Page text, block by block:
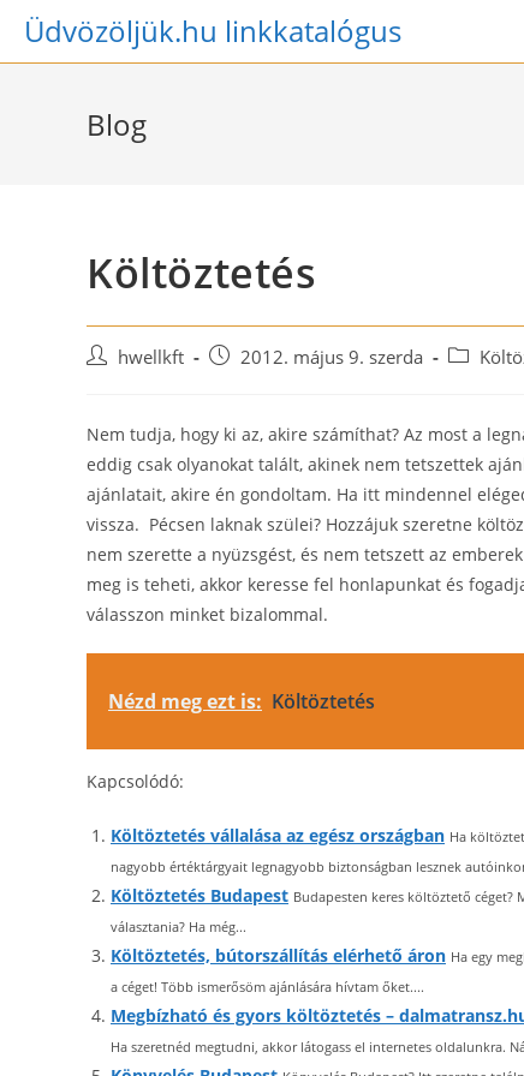
SkipÜdvözöljük.hu linkkatalógus
Blog
Költöztetés
Post hwellkft
Post 2012. május 9. szerda
Post
Nem tudja, hogy ki az, akire számíthat? Az most a
eddig csak olyanokat talált, akinek nem tetszettek
ajánlatait, akire én gondoltam. Ha itt mindennel
vissza. Pécsen laknak szülei? Hozzájuk szeretne
nem szerette a nyüzsgést, és nem tetszett az
meg is teheti, akkor keresse fel honlapunkat és
válasszon minket bizalommal.
Nézd meg ezt is: Költöztetés
Kapcsolódó:
Költöztetés vállalása az egész országban Ha
nagyobb értéktárgyait legnagyobb biztonságban lesznek
Költöztetés Budapest Budapesten keres költöztető céget?
választania? Ha még...
Költöztetés, bútorszállítás elérhető áron Ha egy
a céget! Több ismerősöm ajánlására hívtam őket....
Megbízható és gyors költöztetés –
Ha szeretnéd megtudni, akkor látogass el internetes oldalunkra.